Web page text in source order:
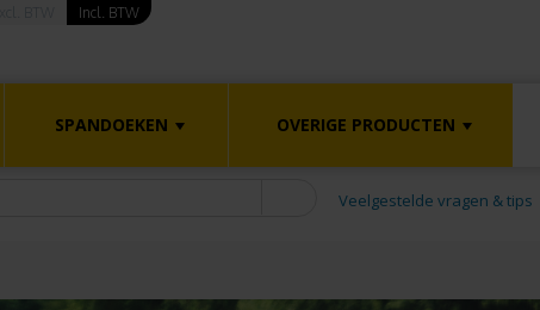
SPANDOEKEN OVERIGE PRODUCTEN
Veelgestelde vragen & tips
Incl. BTW